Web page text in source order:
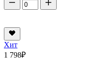
Хит
1 798₽